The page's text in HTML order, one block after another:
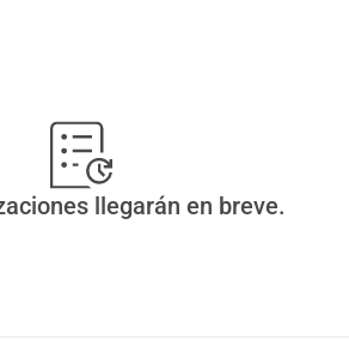
llegarán en breve.